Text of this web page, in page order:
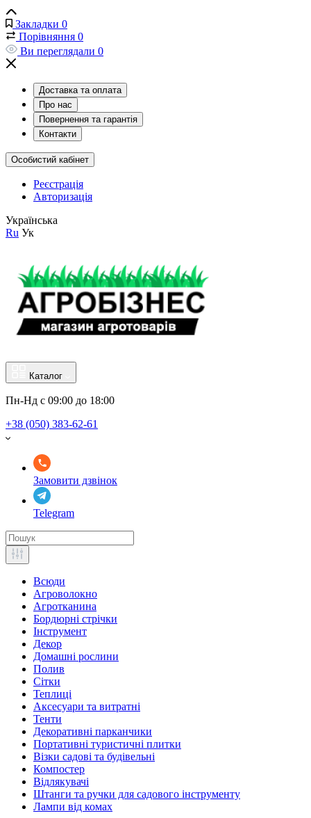
Закладки 0
Порівняння 0
Ви переглядали 0
Доставка та оплата
Про нас
Повернення та гарантія
Контакти
Особистий кабінет
Реєстрація
Авторизація
Українська
Ru Ук
Каталог
Пн-Нд с 09:00 до 18:00
+38 (050) 383-62-61
Замовити дзвінок
Telegram
Всюди
Агроволокно
Агротканина
Бордюрні стрічки
Інструмент
Декор
Домашні рослини
Полив
Сітки
Теплиці
Аксесуари та витратні
Тенти
Декоративні парканчики
Портативні туристичні плитки
Візки садові та будівельні
Компостер
Відлякувачі
Штанги та ручки для садового інструменту
Лампи від комах